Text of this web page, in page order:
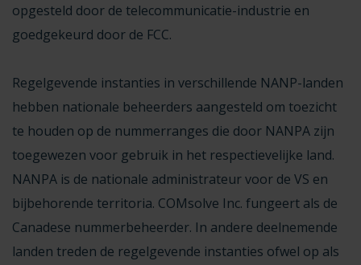
opgesteld door de telecommunicatie-industrie en
goedgekeurd door de FCC.
Regelgevende instanties in verschillende NANP-landen
hebben nationale beheerders aangesteld om toezicht
te houden op de nummerranges die door NANPA zijn
toegewezen voor gebruik in het respectievelijke land.
NANPA is de nationale administrateur voor de VS en
bijbehorende territoria. COMsolve Inc. fungeert als de
Canadese nummerbeheerder. In andere deelnemende
landen treden de regelgevende instanties ofwel op als